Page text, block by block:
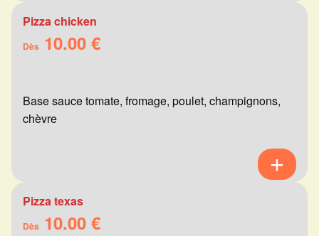
Pizza chicken
Dès 10.00 €
Base sauce tomate, fromage, poulet, champignons,
chèvre
Pizza texas
Dès 10.00 €